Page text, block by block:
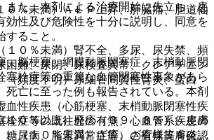
また、本剤による治療開始に先立ち、患
効性及び危険性を十分に説明し、同意を
ること。
脳梗塞、網膜動脈閉塞症、末梢動脈閉
塞栓症等の重篤な血管閉塞性事象があら
死亡に至った例も報告されている。本剤
血性疾患（心筋梗塞、末梢動脈閉塞性疾
栓症等の既往歴の有無、心血管系疾患の
糖尿病、脂質異常症等）の有無等を確認
％未満）ＡＬＰ上昇、肝臓痛、胆道仙
０％未満）腎不全、多尿、尿失禁、頻
困難、尿閉、尿検査異常、クレアチニン
（頻度不明）尿細管間質性腎炎、蛋白
０％以上）発疹（３９．８％）、皮膚
、（１０％未満）ざ瘡、ざ瘡様皮膚炎、